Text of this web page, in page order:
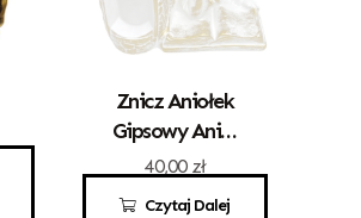
Czytaj Dalej
Znicz Aniołek
Gipsowy Anioł
Z Książką Biały
40,00 zł